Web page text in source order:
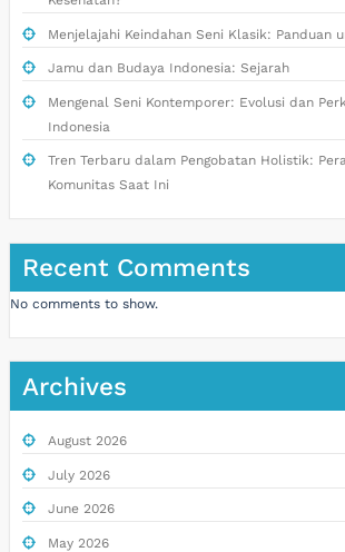
Menjelajahi Keindahan Seni Klasik: Panduan
Jamu dan Budaya Indonesia: Sejarah
Mengenal Seni Kontemporer: Evolusi dan
Indonesia
Tren Terbaru dalam Pengobatan Holistik:
Komunitas Saat Ini
Recent Comments
No comments to show.
Archives
August 2026
July 2026
June 2026
May 2026